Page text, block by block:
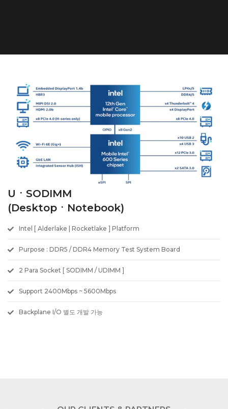
UㆍSODIMM
(DesktopㆍNotebook)
Intel [ Alderlake | Rocketlake ] Platform
Purpose : DDR5 / DDR4 Memory Test System Board
2 Para Socket [ SODIMM / UDIMM ]
Support 2400Mbps ~ 5600Mbps
Backplane I/O 별도 개발 가능